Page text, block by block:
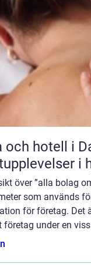
och hotell i
i
över ”alla bolag
som används
för företag. Det
företag under en